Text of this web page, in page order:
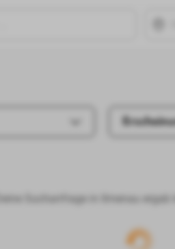
Deine Suchanfrage in Ilmenau ergab